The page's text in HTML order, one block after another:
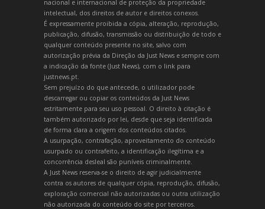
nacional e internacional de proteção da propriedade
intelectual, dos direitos de autor e direitos conexos.
É expressamente proibida a cópia, alteração, reprodução,
publicação, difusão, transmissão ou distribuição de todo e
qualquer conteúdo presente no site, salvo com
autorização prévia da Direção da Just News e sempre com
a indicação da fonte (Just News), com o link para
justnews.pt.
Sem prejuízo do que antecede, o utilizador pode
descarregar ou copiar os conteúdos da Just News
estritamente para seu uso pessoal. O direito à citação é
também autorizado por lei, desde que seja identificada
de forma clara a origem dos conteúdos citados.
A usurpação, contrafação, aproveitamento do conteúdo
usurpado ou contrafeito, a identificação ilegítima e a
concorrência desleal são puníveis criminalmente.
A Just News reserva-se o direito de agir judicialmente
contra os autores de qualquer cópia, reprodução, difusão,
exploração comercial não autorizadas ou outra utilização
não autorizada do conteúdo do site por terceiros.